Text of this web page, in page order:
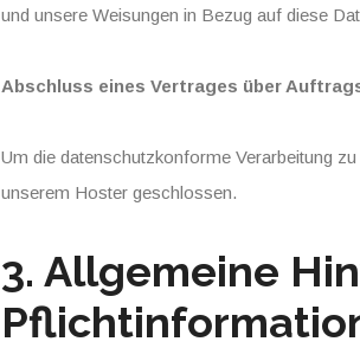
und unsere Weisungen in Bezug auf diese
Abschluss eines Vertrages über
Um die datenschutzkonforme Verarbeitung
unserem Hoster geschlossen.
3. Allgemeine